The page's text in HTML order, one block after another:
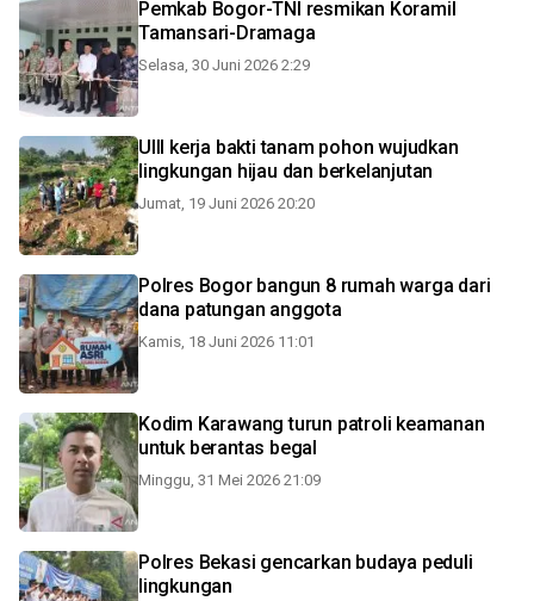
Pemkab Bogor-TNI resmikan Koramil
Tamansari-Dramaga
Selasa, 30 Juni 2026 2:29
UIII kerja bakti tanam pohon wujudkan
lingkungan hijau dan berkelanjutan
Jumat, 19 Juni 2026 20:20
Polres Bogor bangun 8 rumah warga dari
dana patungan anggota
Kamis, 18 Juni 2026 11:01
Kodim Karawang turun patroli keamanan
untuk berantas begal
Minggu, 31 Mei 2026 21:09
Polres Bekasi gencarkan budaya peduli
lingkungan